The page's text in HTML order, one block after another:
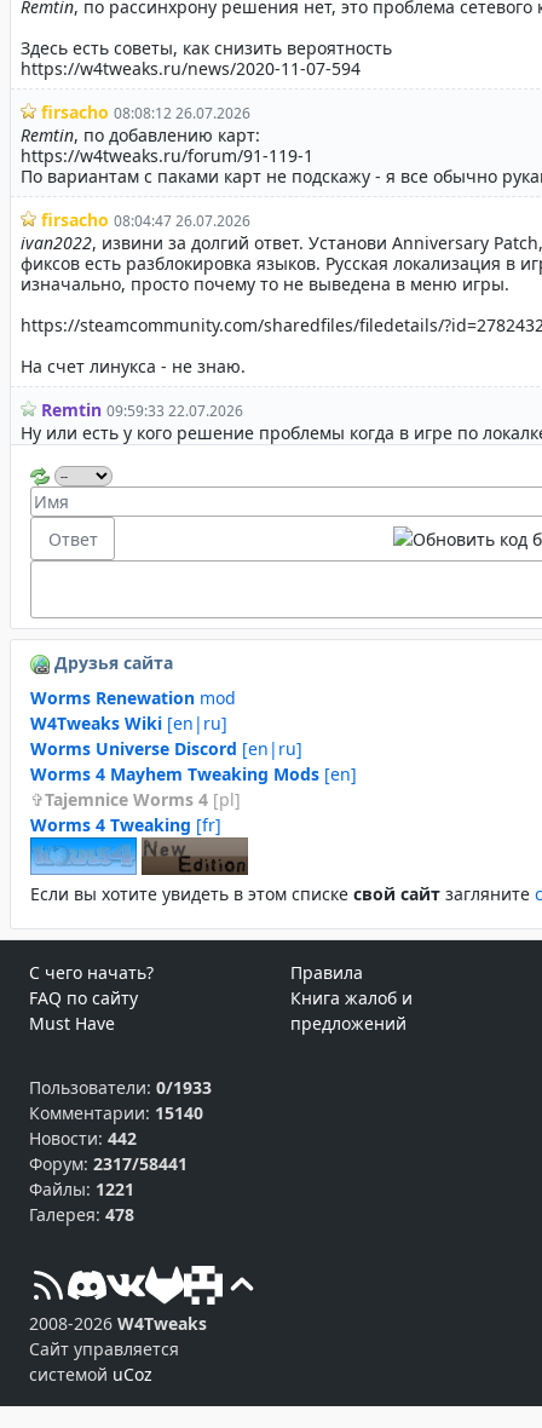
Друзья сайта
Worms Renewation mod
W4Tweaks Wiki [en|ru]
Worms Universe Discord [en|ru]
Worms 4 Mayhem Tweaking Mods [en]
Tajemnice Worms 4 [pl]
Worms 4 Tweaking [fr]
Если вы хотите увидеть в этом спиcке свой сайт загляните
С чего начать?
FAQ по сайту
Must Have
Правила
Книга жалоб и
предложений
Пользователи: 0/1933
Комментарии: 15140
Новости: 442
Форум: 2317/58441
Файлы: 1221
Галерея: 478
2008-2026 W4Tweaks
Сайт управляется
системой uCoz